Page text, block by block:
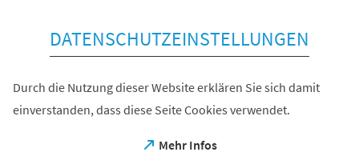
DATENSCHUTZEINSTELLUNGEN
Durch die Nutzung dieser Website erklären Sie sich damit
einverstanden, dass diese Seite Cookies verwendet.
Mehr Infos
(Öffnet